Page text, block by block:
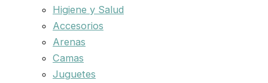
Higiene y Salud
Accesorios
Arenas
Camas
Juguetes